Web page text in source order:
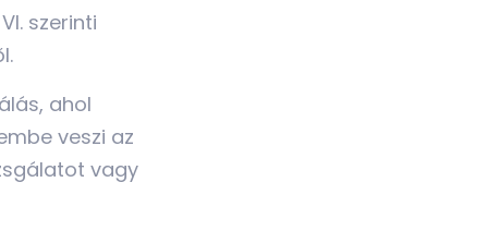
szerinti
ahol
veszi az
vagy